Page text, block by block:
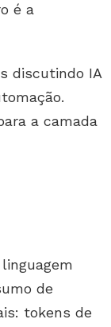
é a
discutindo IA
a camada
de
tokens de